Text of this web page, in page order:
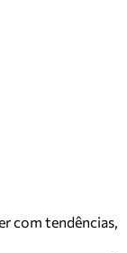
com tendências,